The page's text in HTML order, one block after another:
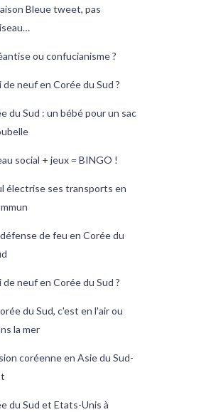
Bleue tweet, pas
ou confucianisme ?
de neuf en Corée du Sud ?
du Sud : un bébé pour un sac
social + jeux = BINGO !
électrise ses transports en
de feu en Corée du
de neuf en Corée du Sud ?
du Sud, c'est en l'air ou
la mer
coréenne en Asie du Sud-
du Sud et Etats-Unis à